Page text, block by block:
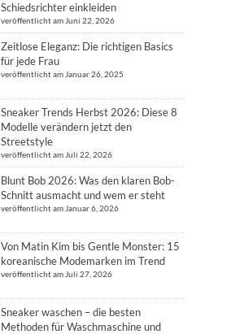
Schiedsrichter einkleiden
veröffentlicht am Juni 22, 2026
Zeitlose Eleganz: Die richtigen Basics
für jede Frau
veröffentlicht am Januar 26, 2025
Sneaker Trends Herbst 2026: Diese 8
Modelle verändern jetzt den
Streetstyle
veröffentlicht am Juli 22, 2026
Blunt Bob 2026: Was den klaren Bob-
Schnitt ausmacht und wem er steht
veröffentlicht am Januar 6, 2026
Von Matin Kim bis Gentle Monster: 15
koreanische Modemarken im Trend
veröffentlicht am Juli 27, 2026
Sneaker waschen – die besten
Methoden für Waschmaschine und